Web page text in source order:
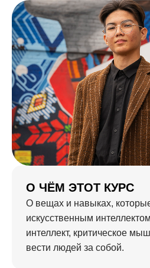
О ЧЁМ ЭТОТ КУРС
О вещах и навыках,
искусственным
интеллект, критическое
вести людей за собой.